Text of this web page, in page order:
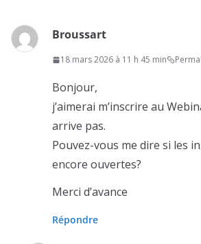
Broussart
18 mars 2026 à 11 h 45 min
Bonjour,
j’aimerai m’inscrire au
arrive pas.
Pouvez-vous me dire si les
encore ouvertes?
Merci d’avance
Répondre